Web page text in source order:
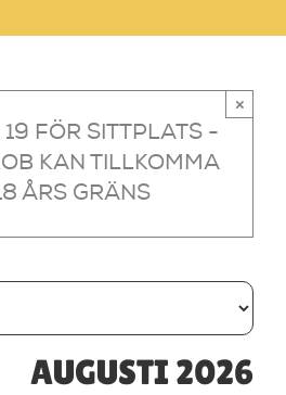
19 FÖR SITTPLATS -
KAN TILLKOMMA
ÅRS GRÄNS
×
AUGUSTI 2026